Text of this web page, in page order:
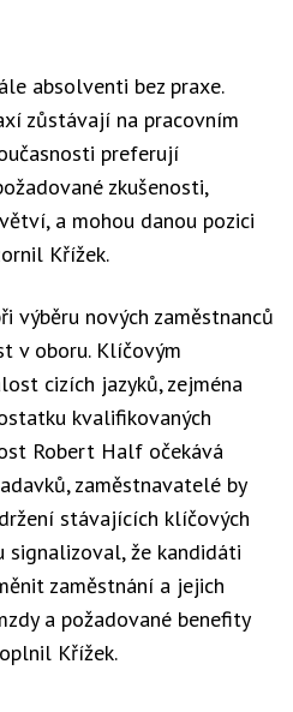
absolventi bez praxe.
zůstávají na pracovním
preferují
zkušenosti,
a mohou danou pozici
Křížek.
výběru nových zaměstnanců
v oboru. Klíčovým
cizích jazyků, zejména
kvalifikovaných
Robert Half očekává
zaměstnavatelé by
stávajících klíčových
signalizoval, že kandidáti
zaměstnání a jejich
a požadované benefity
Křížek.